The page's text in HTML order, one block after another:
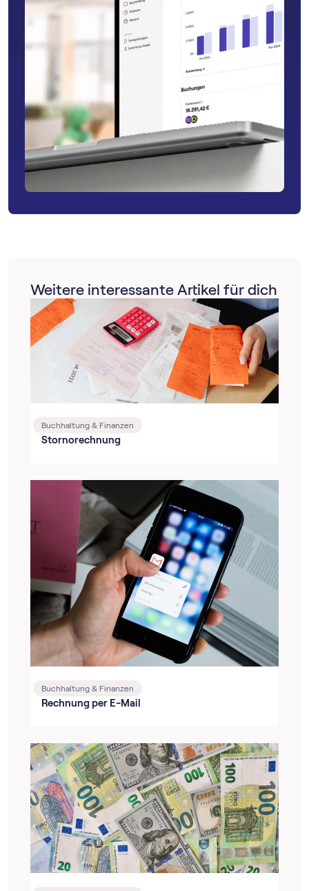
Weitere interessante Artikel für dich
Buchhaltung & Finanzen
Stornorechnung
Buchhaltung & Finanzen
Rechnung per E-Mail